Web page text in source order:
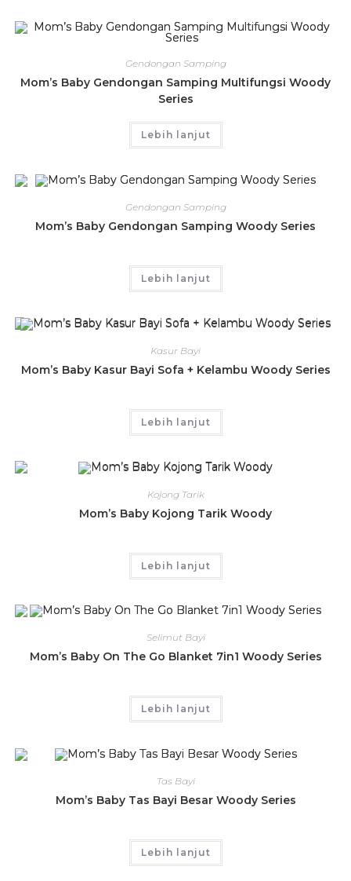
Gendongan Samping
Mom’s Baby Gendongan Samping Multifungsi Woody
Series
Lebih lanjut
Gendongan Samping
Mom’s Baby Gendongan Samping Woody Series
Lebih lanjut
Kasur Bayi
Mom’s Baby Kasur Bayi Sofa + Kelambu Woody Series
Lebih lanjut
Kojong Tarik
Mom’s Baby Kojong Tarik Woody
Lebih lanjut
Selimut Bayi
Mom’s Baby On The Go Blanket 7in1 Woody Series
Lebih lanjut
Tas Bayi
Mom’s Baby Tas Bayi Besar Woody Series
Lebih lanjut